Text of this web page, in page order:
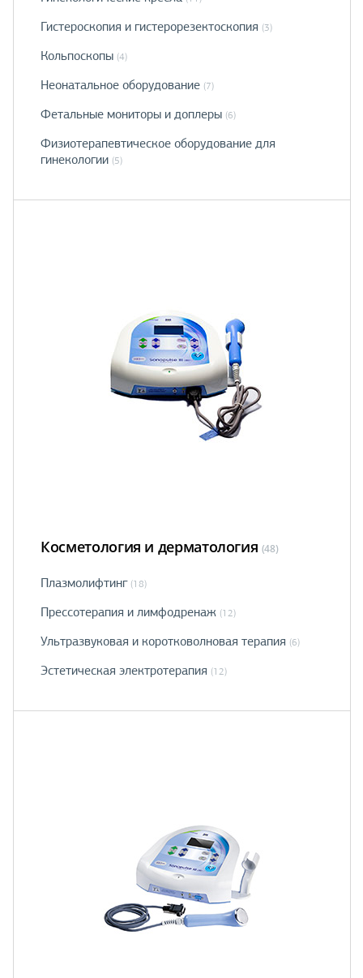
Гистероскопия и гистерорезектоскопия (3)
Кольпоскопы (4)
Неонатальное оборудование (7)
Фетальные мониторы и доплеры (6)
Физиотерапевтическое оборудование для
гинекологии (5)
Косметология и дерматология (48)
Плазмолифтинг (18)
Прессотерапия и лимфодренаж (12)
Ультразвуковая и коротковолновая терапия (6)
Эстетическая электротерапия (12)